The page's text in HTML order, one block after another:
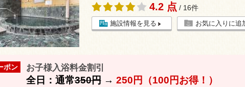
4.2 点 / 16件
施設情報を見る お気に入りに追
ポン お子様入浴料金割引
全日：通常350円→ 250円（100円お得！）